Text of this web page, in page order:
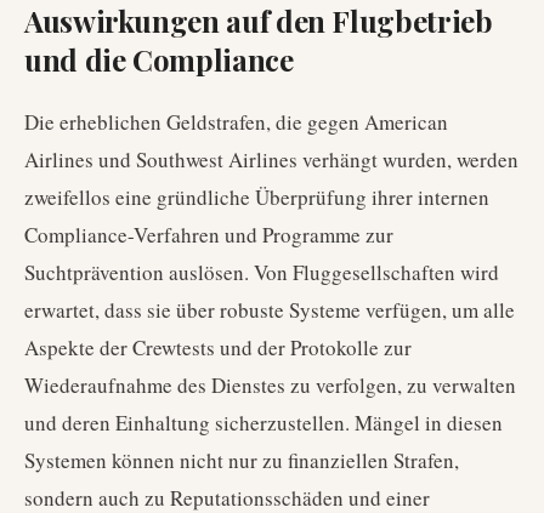
Auswirkungen auf den Flugbetrieb
und die Compliance
Die erheblichen Geldstrafen, die gegen American
Airlines und Southwest Airlines verhängt wurden, werden
zweifellos eine gründliche Überprüfung ihrer internen
Compliance-Verfahren und Programme zur
Suchtprävention auslösen. Von Fluggesellschaften wird
erwartet, dass sie über robuste Systeme verfügen, um alle
Aspekte der Crewtests und der Protokolle zur
Wiederaufnahme des Dienstes zu verfolgen, zu verwalten
und deren Einhaltung sicherzustellen. Mängel in diesen
Systemen können nicht nur zu finanziellen Strafen,
sondern auch zu Reputationsschäden und einer